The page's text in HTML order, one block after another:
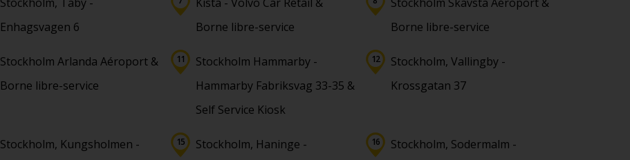
Enhagsvagen 6
Borne libre-service
Borne libre-service
Stockholm Arlanda Aéroport &
Borne libre-service
Stockholm Hammarby -
Hammarby Fabriksvag 33-35 &
Self Service Kiosk
Stockholm, Vallingby -
Krossgatan 37
Stockholm, Kungsholmen -
Stockholm, Haninge -
Stockholm, Sodermalm -